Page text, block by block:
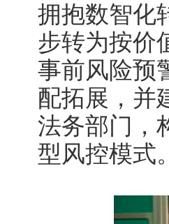
拥抱数智化
步转为按价
事前风险预
配拓展，并
法务部门，
型风控模式